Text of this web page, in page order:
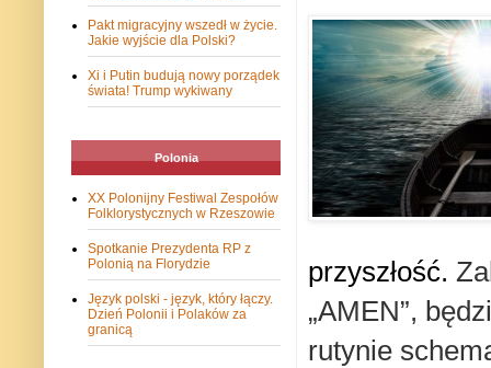
przyszłość.
„AMEN”,
rutynie
Pakt migracyjny wszedł w życie.
Jakie wyjście dla Polski?
Xi i Putin budują nowy porządek
świata! Trump wykiwany
Polonia
XX Polonijny Festiwal Zespołów
Folklorystycznych w Rzeszowie
Spotkanie Prezydenta RP z
Polonią na Florydzie
Język polski - język, który łączy.
Dzień Polonii i Polaków za
granicą